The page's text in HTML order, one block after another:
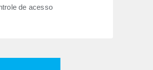
de acesso